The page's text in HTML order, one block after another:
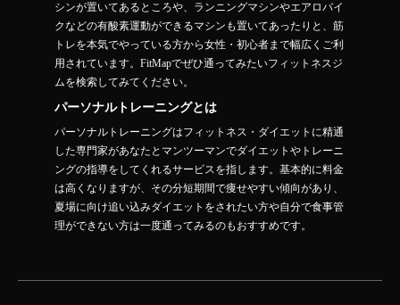
シンが置いてあるところや、ランニングマシンやエアロバイ
クなどの有酸素運動ができるマシンも置いてあったりと、筋
トレを本気でやっている方から女性・初心者まで幅広くご利
用されています。FitMapでぜひ通ってみたいフィットネスジ
ムを検索してみてください。
パーソナルトレーニングとは
パーソナルトレーニングはフィットネス・ダイエットに精通
した専門家があなたとマンツーマンでダイエットやトレーニ
ングの指導をしてくれるサービスを指します。基本的に料金
は高くなりますが、その分短期間で痩せやすい傾向があり、
夏場に向け追い込みダイエットをされたい方や自分で食事管
理ができない方は一度通ってみるのもおすすめです。